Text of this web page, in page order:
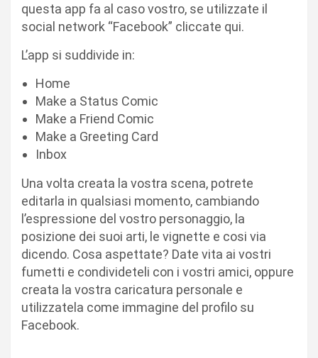
questa app fa al caso vostro, se utilizzate il
social network “Facebook” cliccate qui.
L’app si suddivide in:
Home
Make a Status Comic
Make a Friend Comic
Make a Greeting Card
Inbox
Una volta creata la vostra scena, potrete
editarla in qualsiasi momento, cambiando
l’espressione del vostro personaggio, la
posizione dei suoi arti, le vignette e cosi via
dicendo. Cosa aspettate? Date vita ai vostri
fumetti e condivideteli con i vostri amici, oppure
creata la vostra caricatura personale e
utilizzatela come immagine del profilo su
Facebook.